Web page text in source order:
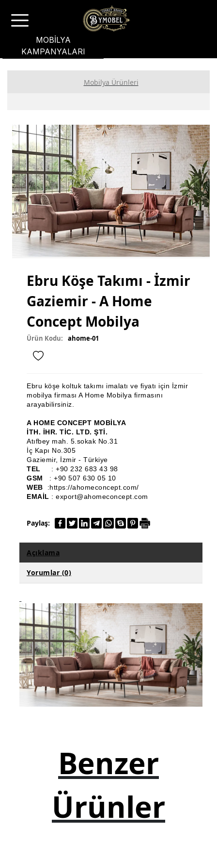
Mobilya Ürünleri
Yemek Odası
Koltuk Takımı
Bahçe Mobilyası
Oturma Grubu
Genç Odası
Mutfak Dolabı
Mutfak Banyo Tezgahı
Gardırop
Ray Dolap
Sandalye
Masa
Masa Sandalye
Sehpa Takımı
Orta Sehpa
Köşe Takımı
Vestiyer
Bench ve Puf
Ahşap Torna Ürünleri
Klasik Mobilya
Ahşap Konsol
Dresuar
Dilsiz Uşak
Ahşap Çiçeklik & Saksılık
Markiz Koltuk
Ahşap Tabure
Şifonyer
Josefin Koltuk
Genç Mobilyası
Bebek Mobilyaları
Ebru Köşe Takımı - İzmir
Gaziemir - A Home
Concept Mobilya
Ürün Kodu: ahome-01
Ebru köşe koltuk takımı imalatı ve fiyatı için İzmir
mobilya firması A Home Mobilya firmasını
arayabilirsiniz.
A HOME CONCEPT MOBİLYA
İTH. İHR. TİC. LTD. ŞTİ.
Atıfbey mah. 5.sokak No.31
İç Kapı No.305
Gaziemir, İzmir - Türkiye
TEL : +90 232 683 43 98
GSM : +90 507 630 05 10
WEB :https://ahomeconcept.com/
EMAİL : export@ahomeconcept.com
Paylaş:
Açıklama
Yorumlar (0)
Benzer
Ürünler
MOBİLYA
KAMPANYALARI